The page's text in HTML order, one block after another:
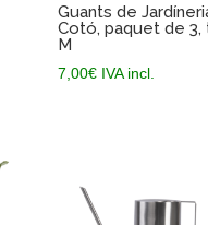
Guants de
Cotó, paquet de 3,
M
7,00€ IVA incl.